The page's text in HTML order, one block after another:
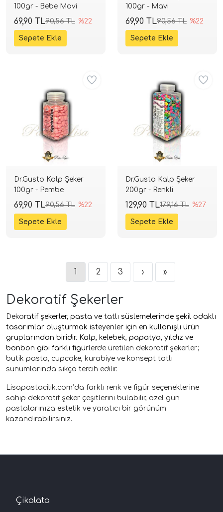
100gr - Bebe Mavi
90,56 TL %22
69,90 TL
100gr - Mavi
90,56 TL %22
69,90 TL
Dr.Gusto Kalp Şeker
100gr - Pembe
90,56 TL %22
69,90 TL
Dr.Gusto Kalp Şeker
200gr - Renkli
179,16 TL %27
129,90 TL
1 2 3 › »
Dekoratif Şekerler
Dekoratif şekerler, pasta ve tatlı süslemelerinde şekil odaklı
tasarımlar oluşturmak isteyenler için en kullanışlı ürün
gruplarından biridir. Kalp, kelebek, papatya, yıldız ve
bonbon gibi farklı figürlerde üretilen dekoratif şekerler;
butik pasta, cupcake, kurabiye ve konsept tatlı
sunumlarında sıkça tercih edilir.
Lisapastacilik.com’da farklı renk ve figür seçeneklerine
sahip dekoratif şeker çeşitlerini bulabilir, özel gün
pastalarınıza estetik ve yaratıcı bir görünüm
kazandırabilirsiniz.
Çikolata